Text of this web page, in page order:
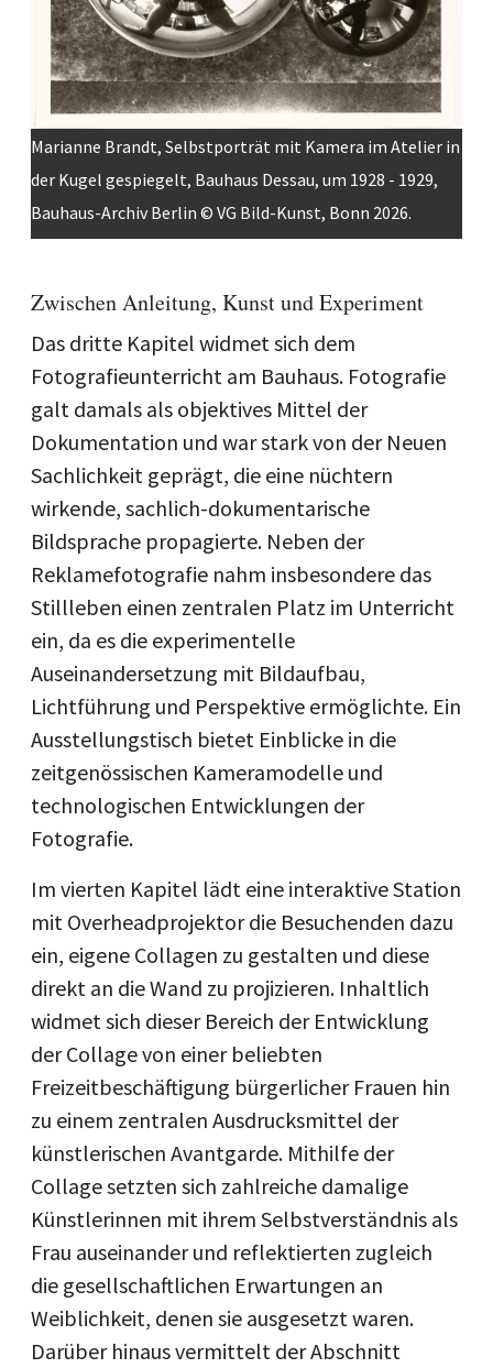
Marianne Brandt, Selbstporträt mit Kamera im Atelier in
der Kugel gespiegelt, Bauhaus Dessau, um 1928 - 1929,
Bauhaus-Archiv Berlin © VG Bild-Kunst, Bonn 2026.
Zwischen Anleitung, Kunst und Experiment
Das dritte Kapitel widmet sich dem
Fotografieunterricht am Bauhaus. Fotografie
galt damals als objektives Mittel der
Dokumentation und war stark von der Neuen
Sachlichkeit geprägt, die eine nüchtern
wirkende, sachlich-dokumentarische
Bildsprache propagierte. Neben der
Reklamefotografie nahm insbesondere das
Stillleben einen zentralen Platz im Unterricht
ein, da es die experimentelle
Auseinandersetzung mit Bildaufbau,
Lichtführung und Perspektive ermöglichte. Ein
Ausstellungstisch bietet Einblicke in die
zeitgenössischen Kameramodelle und
technologischen Entwicklungen der
Fotografie.
Im vierten Kapitel lädt eine interaktive Station
mit Overheadprojektor die Besuchenden dazu
ein, eigene Collagen zu gestalten und diese
direkt an die Wand zu projizieren. Inhaltlich
widmet sich dieser Bereich der Entwicklung
der Collage von einer beliebten
Freizeitbeschäftigung bürgerlicher Frauen hin
zu einem zentralen Ausdrucksmittel der
künstlerischen Avantgarde. Mithilfe der
Collage setzten sich zahlreiche damalige
Künstlerinnen mit ihrem Selbstverständnis als
Frau auseinander und reflektierten zugleich
die gesellschaftlichen Erwartungen an
Weiblichkeit, denen sie ausgesetzt waren.
Darüber hinaus vermittelt der Abschnitt